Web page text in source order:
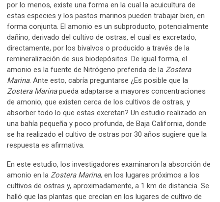
por lo menos, existe una forma en la cual la acuicultura de
estas especies y los pastos marinos pueden trabajar bien, en
forma conjunta. El amonio es un subproducto, potencialmente
dañino, derivado del cultivo de ostras, el cual es excretado,
directamente, por los bivalvos o producido a través de la
remineralización de sus biodepósitos. De igual forma, el
amonio es la fuente de Nitrógeno preferida de la Zostera
Marina. Ante esto, cabría preguntarse ¿Es posible que la
Zostera Marinapueda adaptarse a mayores concentraciones
de amonio, que existen cerca de los cultivos de ostras, y
absorber todo lo que estas excretan? Un estudio realizado en
una bahía pequeña y poco profunda, de Baja California, donde
se ha realizado el cultivo de ostras por 30 años sugiere que la
respuesta es afirmativa.
En este estudio, los investigadores examinaron la absorción de
amonio en la Zostera Marina, en los lugares próximos a los
cultivos de ostras y, aproximadamente, a 1 km de distancia. Se
halló que las plantas que crecían en los lugares de cultivo de